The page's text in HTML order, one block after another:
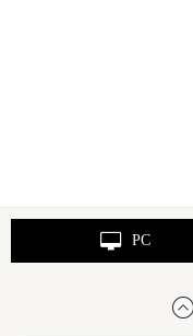
PC